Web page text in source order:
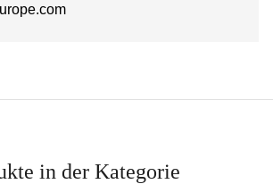
in der Kategorie